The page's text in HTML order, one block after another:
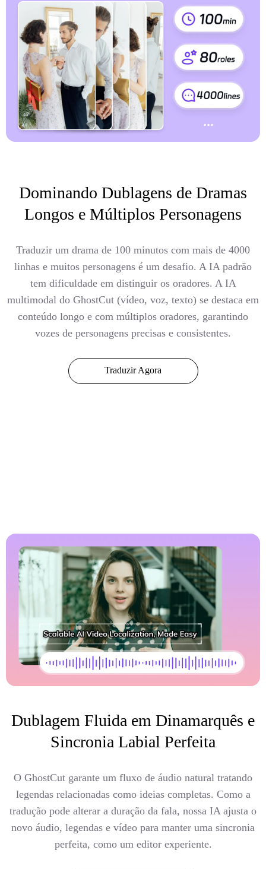
Dominando Dublagens de Dramas
Longos e Múltiplos Personagens
Traduzir um drama de 100 minutos com mais de 4000
linhas e muitos personagens é um desafio. A IA padrão
tem dificuldade em distinguir os oradores. A IA
multimodal do GhostCut (vídeo, voz, texto) se destaca em
conteúdo longo e com múltiplos oradores, garantindo
vozes de personagens precisas e consistentes.
Traduzir Agora
Dublagem Fluida em Dinamarquês e
Sincronia Labial Perfeita
O GhostCut garante um fluxo de áudio natural tratando
legendas relacionadas como ideias completas. Como a
tradução pode alterar a duração da fala, nossa IA ajusta o
novo áudio, legendas e vídeo para manter uma sincronia
perfeita, como um editor experiente.